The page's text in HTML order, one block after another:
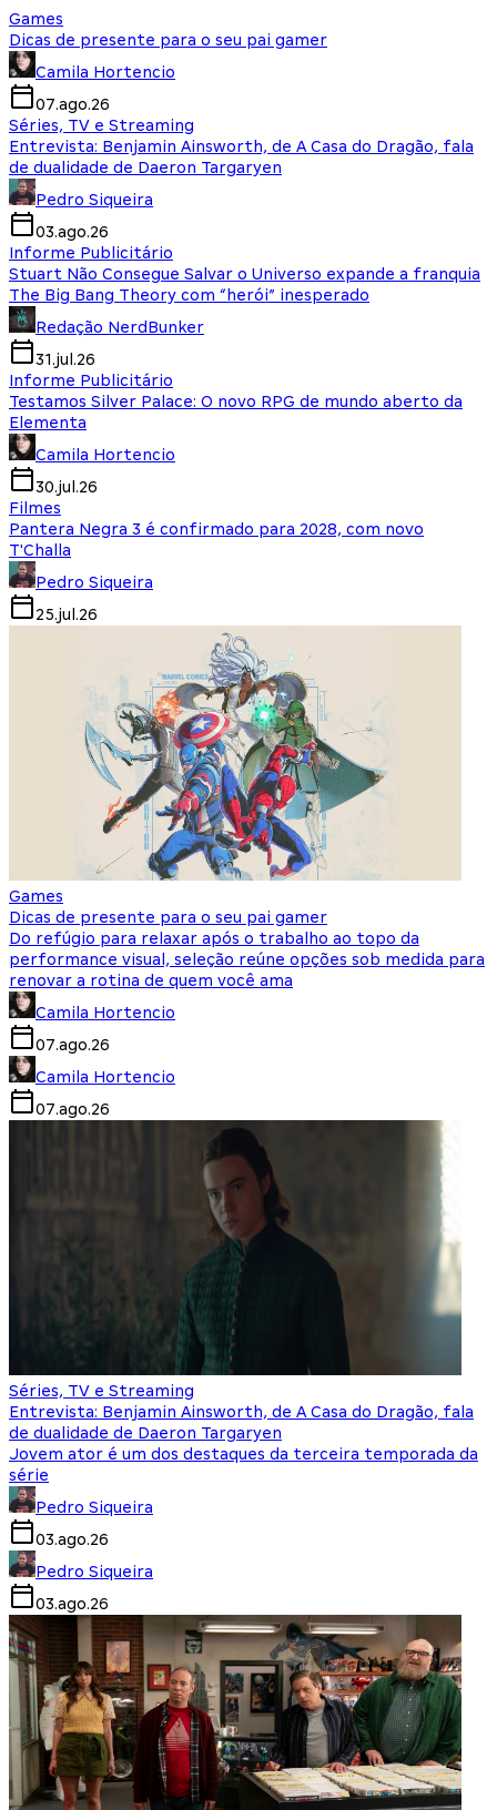
Games
Dicas de presente para o seu pai gamer
Camila Hortencio
07.ago.26
Séries, TV e Streaming
Entrevista: Benjamin Ainsworth, de A Casa do Dragão, fala
de dualidade de Daeron Targaryen
Pedro Siqueira
03.ago.26
Informe Publicitário
Stuart Não Consegue Salvar o Universo expande a franquia
The Big Bang Theory com “herói” inesperado
Redação NerdBunker
31.jul.26
Informe Publicitário
Testamos Silver Palace: O novo RPG de mundo aberto da
Elementa
Camila Hortencio
30.jul.26
Filmes
Pantera Negra 3 é confirmado para 2028, com novo
T'Challa
Pedro Siqueira
25.jul.26
Games
Dicas de presente para o seu pai gamer
Do refúgio para relaxar após o trabalho ao topo da
performance visual, seleção reúne opções sob medida para
renovar a rotina de quem você ama
Camila Hortencio
07.ago.26
Camila Hortencio
07.ago.26
Séries, TV e Streaming
Entrevista: Benjamin Ainsworth, de A Casa do Dragão, fala
de dualidade de Daeron Targaryen
Jovem ator é um dos destaques da terceira temporada da
série
Pedro Siqueira
03.ago.26
Pedro Siqueira
03.ago.26